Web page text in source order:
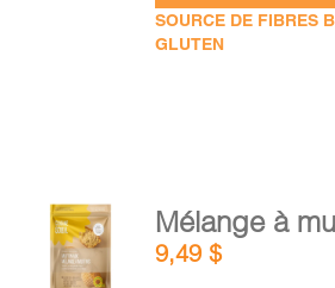
SOURCE DE FIBRES
GLUTEN
AJOUTER
AU
PANIER
Mélange à
9,49$